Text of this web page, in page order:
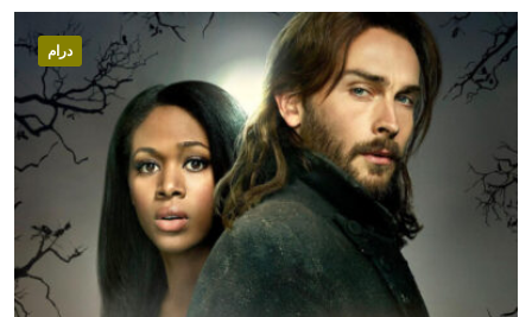
درام